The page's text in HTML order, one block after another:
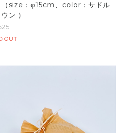
（size：φ15cm、color：サドル
ン ）
OUT